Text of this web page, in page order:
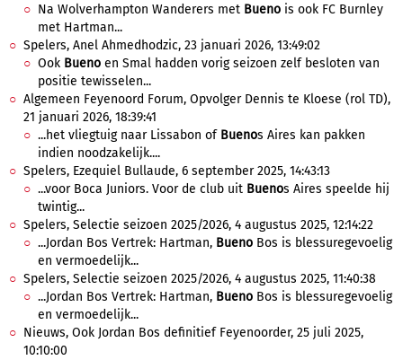
Na Wolverhampton Wanderers met Bueno is ook FC Burnley
met Hartman...
Spelers, Anel Ahmedhodzic, 23 januari 2026, 13:49:02
Ook Bueno en Smal hadden vorig seizoen zelf besloten van
positie tewisselen...
Algemeen Feyenoord Forum, Opvolger Dennis te Kloese (rol TD),
21 januari 2026, 18:39:41
...het vliegtuig naar Lissabon of Buenos Aires kan pakken
indien noodzakelijk....
Spelers, Ezequiel Bullaude, 6 september 2025, 14:43:13
...voor Boca Juniors. Voor de club uit Buenos Aires speelde hij
twintig...
Spelers, Selectie seizoen 2025/2026, 4 augustus 2025, 12:14:22
...Jordan Bos Vertrek: Hartman, Bueno Bos is blessuregevoelig
en vermoedelijk...
Spelers, Selectie seizoen 2025/2026, 4 augustus 2025, 11:40:38
...Jordan Bos Vertrek: Hartman, Bueno Bos is blessuregevoelig
en vermoedelijk...
Nieuws, Ook Jordan Bos definitief Feyenoorder, 25 juli 2025,
10:10:00